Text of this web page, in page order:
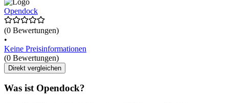
Opendock
(0 Bewertungen)
•
Keine Preisinformationen
(0 Bewertungen)
Direkt vergleichen
Was ist Opendock?